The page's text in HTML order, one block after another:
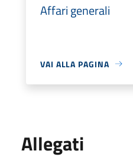
Affari generali
VAI ALLA PAGINA
Allegati